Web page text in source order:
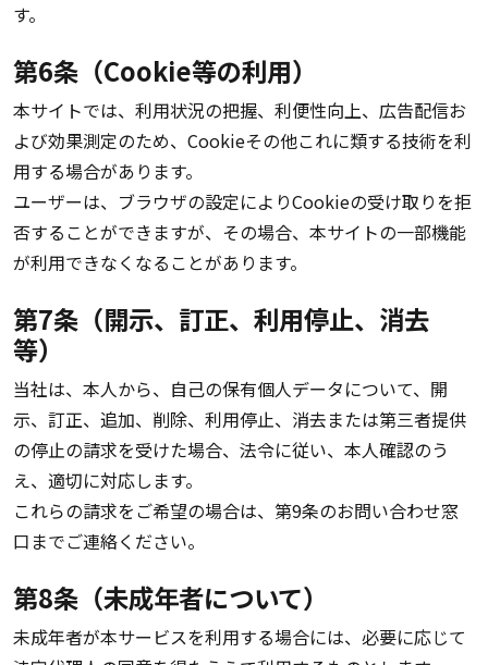
す。
第6条（Cookie等の利用）
本サイトでは、利用状況の把握、利便性向上、広告配信お
よび効果測定のため、Cookieその他これに類する技術を利
用する場合があります。
ユーザーは、ブラウザの設定によりCookieの受け取りを拒
否することができますが、その場合、本サイトの一部機能
が利用できなくなることがあります。
第7条（開示、訂正、利用停止、消去
等）
当社は、本人から、自己の保有個人データについて、開
示、訂正、追加、削除、利用停止、消去または第三者提供
の停止の請求を受けた場合、法令に従い、本人確認のう
え、適切に対応します。
これらの請求をご希望の場合は、第9条のお問い合わせ窓
口までご連絡ください。
第8条（未成年者について）
未成年者が本サービスを利用する場合には、必要に応じて